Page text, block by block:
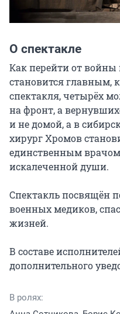
О спектакле
Как перейти от войны
становится главным,
спектакля, четырёх
на фронт, а
и не домой, а в
хирург Хромов
единственным
искалеченной души.
Спектакль посвящён
военных медиков,
жизней.
В составе
дополнительного
В ролях: